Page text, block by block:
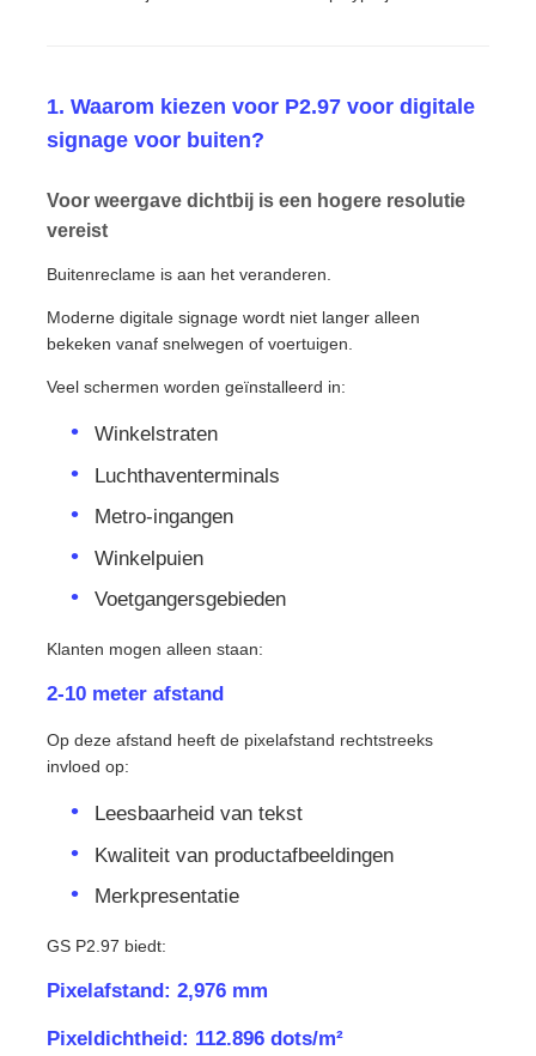
1. Waarom kiezen voor P2.97 voor digitale
signage voor buiten?
Voor weergave dichtbij is een hogere resolutie
vereist
Buitenreclame is aan het veranderen.
Moderne digitale signage wordt niet langer alleen
bekeken vanaf snelwegen of voertuigen.
Veel schermen worden geïnstalleerd in:
Winkelstraten
Luchthaventerminals
Metro-ingangen
Winkelpuien
Voetgangersgebieden
Klanten mogen alleen staan:
2-10 meter afstand
Op deze afstand heeft de pixelafstand rechtstreeks
invloed op:
Leesbaarheid van tekst
Kwaliteit van productafbeeldingen
Merkpresentatie
GS P2.97 biedt:
Pixelafstand: 2,976 mm
Pixeldichtheid: 112.896 dots/m²